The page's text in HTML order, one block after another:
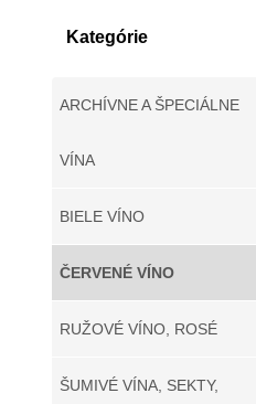
Kategórie
ARCHÍVNE A ŠPECIÁLNE
VÍNA
BIELE VÍNO
ČERVENÉ VÍNO
RUŽOVÉ VÍNO, ROSÉ
ŠUMIVÉ VÍNA, SEKTY,